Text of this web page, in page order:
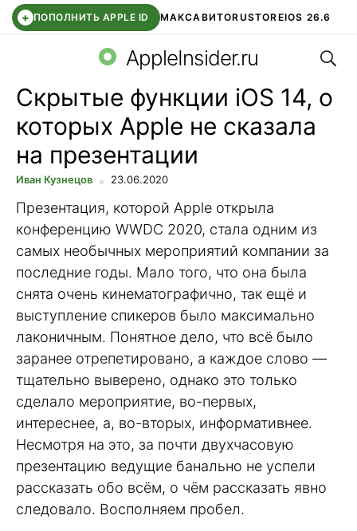
+ ПОПОЛНИТЬ APPLE ID МАКСАВИТОRUSTOREIOS 26.6
СБЕР КИДС ВТБ ОНЛАЙН ЧАТ В ROBLOX
AppleInsider.ru
Скрытые функции iOS 14, о
которых Apple не сказала
на презентации
Иван Кузнецов 23.06.2020
Презентация, которой Apple открыла
конференцию WWDC 2020, стала одним из
самых необычных мероприятий компании за
последние годы. Мало того, что она была
снята очень кинематографично, так ещё и
выступление спикеров было максимально
лаконичным. Понятное дело, что всё было
заранее отрепетировано, а каждое слово —
тщательно выверено, однако это только
сделало мероприятие, во-первых,
интереснее, а, во-вторых, информативнее.
Несмотря на это, за почти двухчасовую
презентацию ведущие банально не успели
рассказать обо всём, о чём рассказать явно
следовало. Восполняем пробел.